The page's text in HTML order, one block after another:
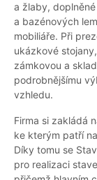
a žlaby,
a bazénových
mobiliáře. Při
ukázkové
zámkovou a
podrobnějšímu
vzhledu.
Firma si zakládá
ke kterým patří
Díky tomu se
pro realizaci